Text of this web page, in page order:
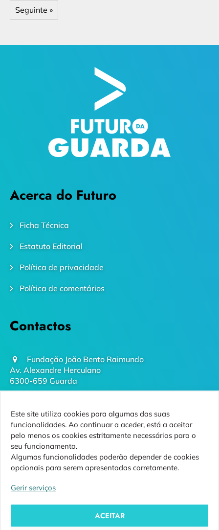
Este site utiliza cookies para algumas das suas
funcionalidades. Ao continuar a aceder, está a aceitar
pelo menos os cookies estritamente necessários para o
seu funcionamento.
Algumas funcionalidades poderão depender de cookies
opcionais para serem apresentadas corretamente.
Gerir serviços
ACEITAR
Seguinte »
Acerca do Futuro
Ficha Técnica
Estatuto Editorial
Política de privacidade
Política de comentários
Contactos
Fundação João Bento Raimundo
Av. Alexandre Herculano
6300-659 Guarda
271 220 410
(chamada para rede fixa nacional)
Siga-nos